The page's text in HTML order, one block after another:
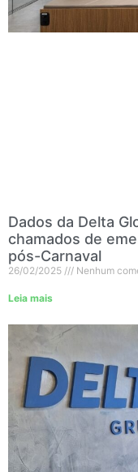
Dados da Delta
chamados de
pós-Carnaval
26/02/2025 Nenhum
Leia mais